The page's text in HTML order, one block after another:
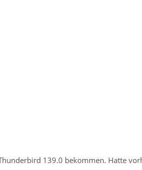
139.0 bekommen. Hatte